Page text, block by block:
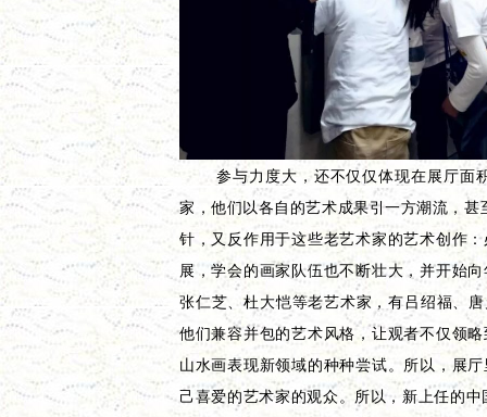
参与力度大，还不仅仅体现在展厅面
家，他们以各自的艺术成果引一方潮流，
针，又反作用于这些老艺术家的艺术创作
展，学会的画家队伍也不断壮大，并开始
张仁芝、杜大恺等老艺术家，有吕绍福、
他们兼容并包的艺术风格，让观者不仅领
山水画表现新领域的种种尝试。所以，展
己喜爱的艺术家的观众。所以，新上任的